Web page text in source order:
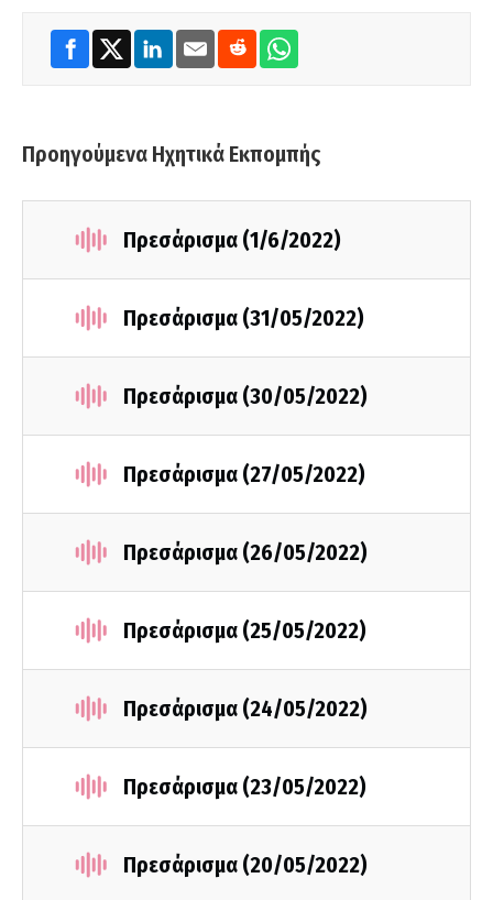
Προηγούμενα Ηχητικά Εκπομπής
Πρεσάρισμα (1/6/2022)
Πρεσάρισμα (31/05/2022)
Πρεσάρισμα (30/05/2022)
Πρεσάρισμα (27/05/2022)
Πρεσάρισμα (26/05/2022)
Πρεσάρισμα (25/05/2022)
Πρεσάρισμα (24/05/2022)
Πρεσάρισμα (23/05/2022)
Πρεσάρισμα (20/05/2022)